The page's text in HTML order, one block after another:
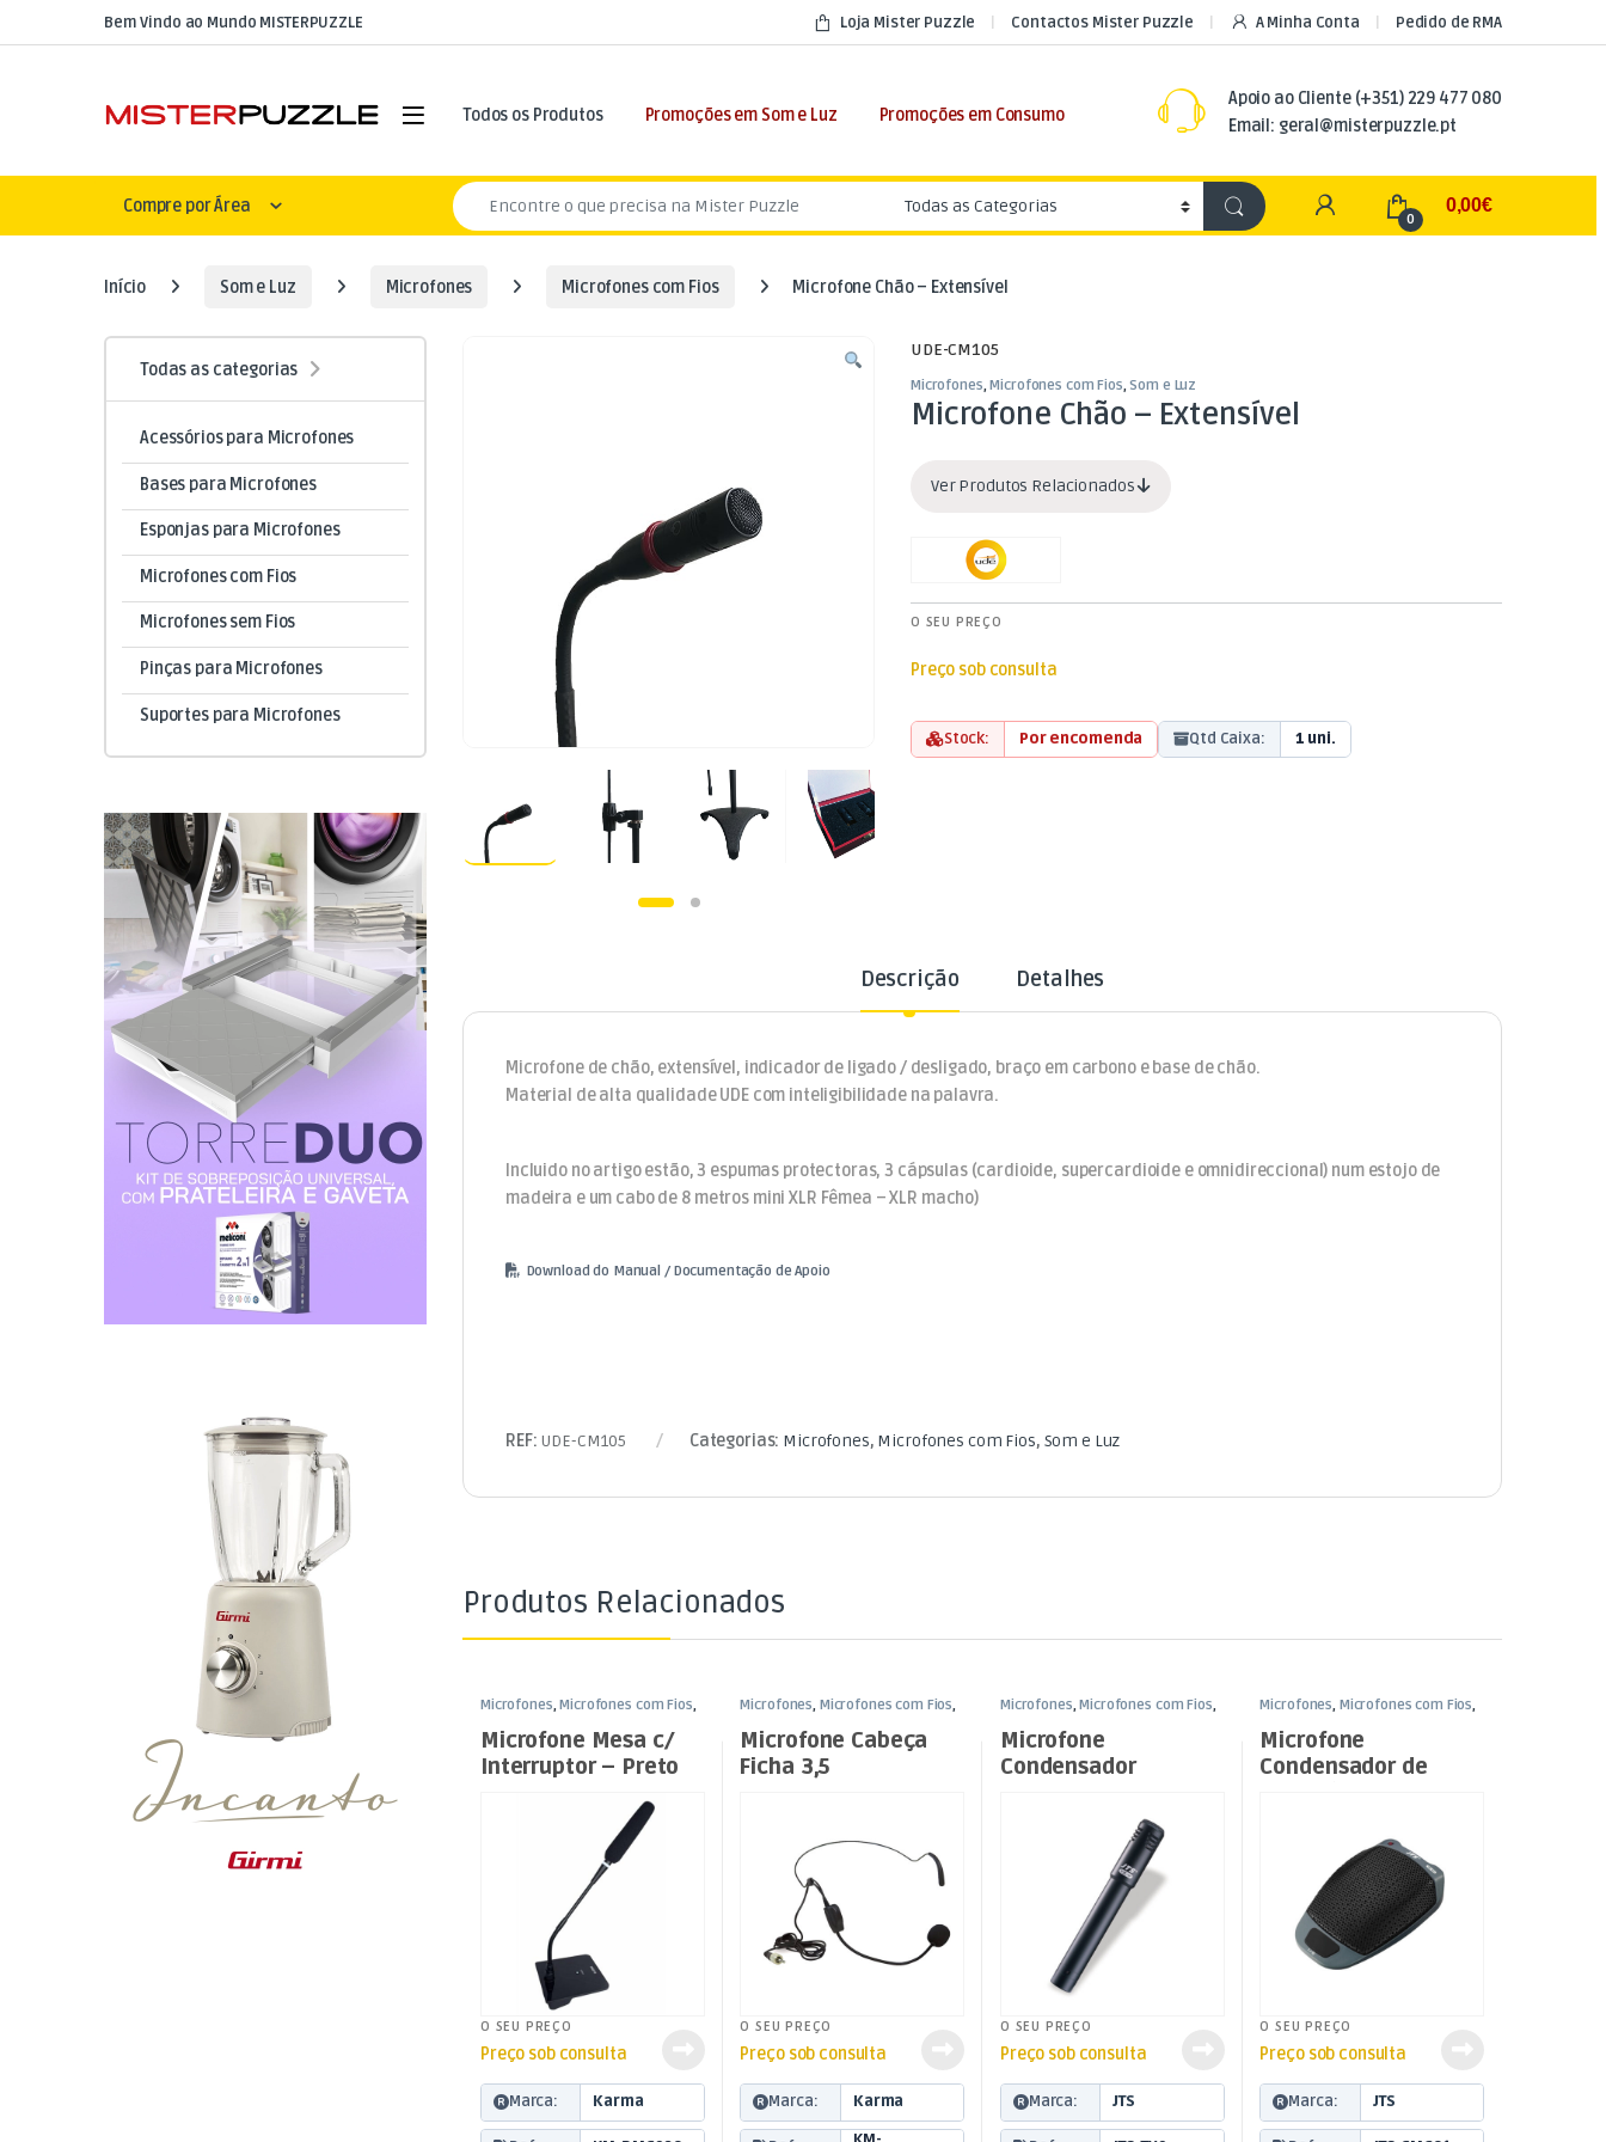
Skip to navigation
Skip to contentBem Vindo ao Mundo MISTERPUZZLE Loja Mister Puzzle Contactos Mister Puzzle A Minha Conta Pedido de RMA
Open Todos os Produtos Promoções em Som e Luz Promoções em Consumo
Apoio ao Cliente(+351) 229 477 080
Email: geral@misterpuzzle.pt
Compre por Área
Search for:
My Account
0
0,00€
Início Som e Luz Microfones Microfones com Fios Microfone Chão – Extensível
UDE-CM105
Microfones,Microfones com Fios,Som e Luz
Microfone Chão – Extensível
Ver Produtos Relacionados
O SEU PREÇO
Preço sob consulta
Stock: Por encomenda Qtd Caixa: 1 uni.
Descrição Detalhes
Microfone de chão, extensível, indicador de ligado / desligado, braço em carbono e base de chão.
Material de alta qualidade UDE com inteligibilidade na palavra.
Incluido no artigo estão, 3 espumas protectoras, 3 cápsulas (cardioide, supercardioide e omnidireccional) num estojo de
madeira e um cabo de 8 metros mini XLR Fêmea – XLR macho)
Download do Manual / Documentação de Apoio
REF: UDE-CM105 Categorias: Microfones, Microfones com Fios, Som e Luz
Produtos Relacionados
Microfones,Microfones com Fios,
Microfone Mesa c/
Interruptor – Preto
O SEU PREÇO
Preço sob consulta
Marca: Karma
Microfones, Microfones com Fios,
Microfone Cabeça
Ficha 3,5
O SEU PREÇO
Preço sob consulta
Marca: Karma
Microfones,Microfones com Fios,
Microfone
Condensador
Instrumentos
O SEU PREÇO
Preço sob consulta
Marca: JTS
Microfones, Microfones com Fios,
Microfone
Condensador de
O SEU PREÇO
Preço sob consulta
Marca: JTS
Todas as categorias
Acessórios para Microfones
Bases para Microfones
Esponjas para Microfones
Microfones com Fios
Microfones sem Fios
Pinças para Microfones
Suportes para Microfones